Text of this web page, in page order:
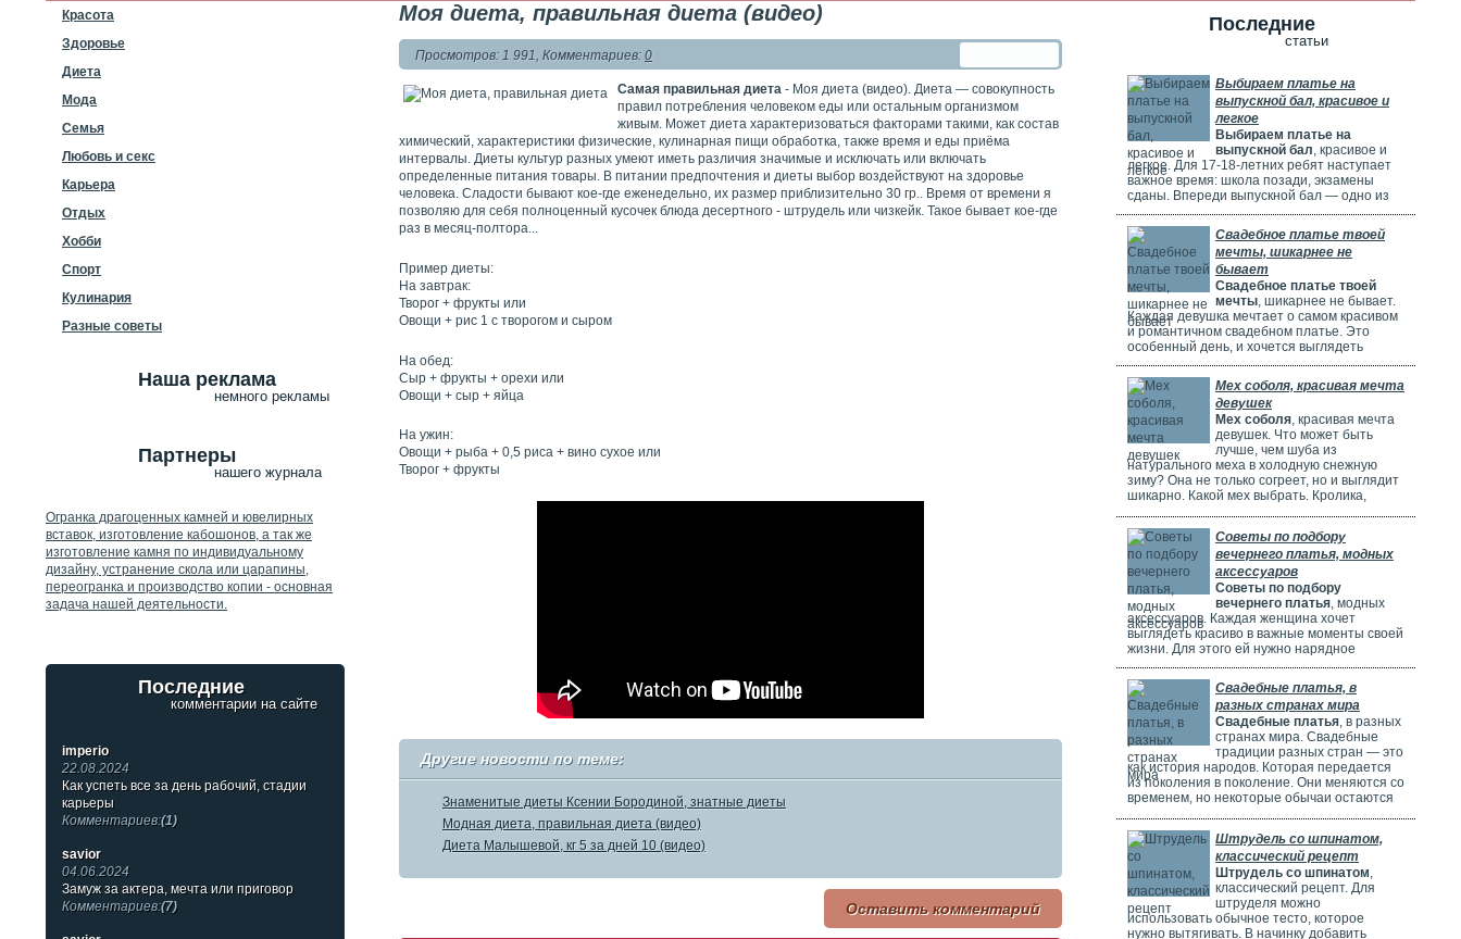
Моя диета, правильная диета (видео)
Просмотров: 1 991, Комментариев: 0
Самая правильная диета - Моя диета (видео). Диета — совокупность
правил потребления человеком еды или остальным организмом
живым. Может диета характеризоваться факторами такими, как состав
химический, характеристики физические, кулинарная пищи обработка, также время и еды приёма
интервалы. Диеты культур разных умеют иметь различия значимые и исключать или включать
определенные питания товары. В питании предпочтения и диеты выбор воздействуют на здоровье
человека. Сладости бывают кое-где еженедельно, их размер приблизительно 30 гр.. Время от времени я
позволяю для себя полноценный кусочек блюда десертного - штрудель или чизкейк. Такое бывает кое-где
раз в месяц-полтора...
Пример диеты:
На завтрак:
Творог + фрукты или
Овощи + рис 1 с творогом и сыром
На обед:
Сыр + фрукты + орехи или
Овощи + сыр + яйца
На ужин:
Овощи + рыба + 0,5 риса + вино сухое или
Творог + фрукты
Другие новости по теме:
Знаменитые диеты Ксении Бородиной, знатные диеты
Модная диета, правильная диета (видео)
Диета Малышевой, кг 5 за дней 10 (видео)
Оставить комментарий
Красота
Здоровье
Диета
Мода
Семья
Любовь и секс
Карьера
Отдых
Хобби
Спорт
Кулинария
Разные советы
Наша реклама
немного рекламы
Партнеры
нашего журнала
Огранка драгоценных камней и ювелирных
вставок, изготовление кабошонов, а так же
изготовление камня по индивидуальному
дизайну, устранение скола или царапины,
переогранка и производство копии - основная
задача нашей деятельности.
Последние
комментарии на сайте
imperio
22.08.2024
Как успеть все за день рабочий, стадии
карьеры
Комментариев:(1)
savior
04.06.2024
Замуж за актера, мечта или приговор
Комментариев:(7)
Последние
статьи
Выбираем платье на
выпускной бал, красивое и
легкое
Выбираем платье на
выпускной бал, красивое и
легкое. Для 17-18-летних ребят наступает
важное время: школа позади, экзамены
сданы. Впереди выпускной бал — одно из
самых красивых и радостных событий.
Особенно тщательно готовятся девушки.
Они заранее думают о наряде, прическе,
макияже и аксессуарах. Выпускной бал
можно сравнить с конкурсом красоты. Где
девушки соревнуются, кто лучше выглядит.
Свадебное платье твоей
мечты, шикарнее не
бывает
Свадебное платье твоей
мечты, шикарнее не бывает.
Каждая девушка мечтает о самом красивом
и романтичном свадебном платье. Это
особенный день, и хочется выглядеть
потрясающе! Но выбрать идеальное платье
может быть непросто. Раньше девушки
ходили по магазинам, смотрели каталоги и
искали платье в интернете. Сейчас это
проще благодаря онлайн-каталогам. Там
можно найти много красивых нарядов от
разных дизайнеров.
Мех соболя, красивая мечта
девушек
Мех соболя, красивая мечта
девушек. Что может быть
лучше, чем шуба из
натурального меха в холодную снежную
зиму? Она не только согреет, но и выглядит
шикарно. Какой мех выбрать. Кролика,
женщины чаще всего выбирают шубы из
соболя. Они красивые, дорогие и выглядят
очень элегантно. Соболя называют
"Королем всех мехов". Это значит, что он
самый шикарный и роскошный.
Советы по подбору
вечернего платья, модных
аксессуаров
Советы по подбору
вечернего платья, модных
аксессуаров. Каждая женщина хочет
выглядеть красиво в важные моменты своей
жизни. Для этого ей нужно нарядное
платье. В Москве огромный выбор таких
платьев. Вечерние платья в Москве очень
популярны. Потому что в городе много
театров, клубов и других мест. Где можно
повеселиться или встретиться с друзьями.
Также часто проходят праздничные
мероприятия, на которых нужно выглядеть
элегантно.
Свадебные платья, в
разных странах мира
Свадебные платья, в разных
странах мира. Свадебные
традиции разных стран — это
как история народов. Которая передается
из поколения в поколение. Они меняются со
временем, но некоторые обычаи остаются
невесты одеваются на свадьбу. И какие
символы несут их наряды.Штрудель со шпинатом,
классический рецепт
Штрудель со шпинатом,
классический рецепт. Для
штруделя можно
использовать обычное тесто, которое
нужно вытягивать. В начинку добавить